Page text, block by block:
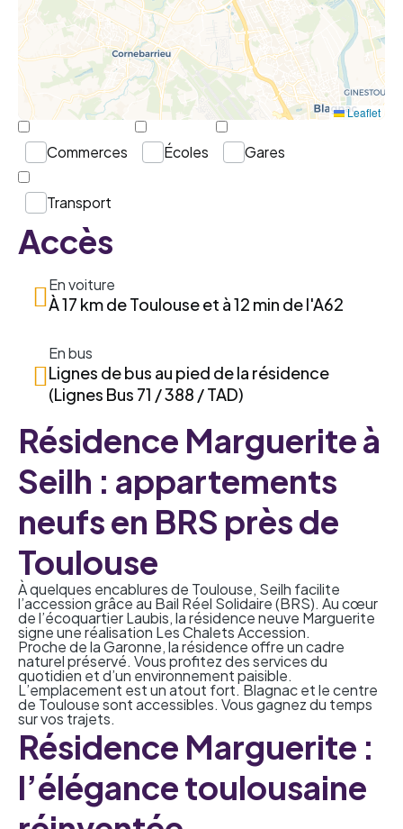
Leaflet
Commerces Écoles Gares
Transport
Accès
En voiture
À 17 km de Toulouse et à 12 min de l'A62
En bus
Lignes de bus au pied de la résidence
(Lignes Bus 71 / 388 / TAD)
Résidence Marguerite à
Seilh : appartements
neufs en BRS près de
Toulouse
À quelques encablures de Toulouse, Seilh facilite
l’accession grâce au Bail Réel Solidaire (BRS). Au cœur
de l’écoquartier Laubis, la résidence neuve Marguerite
signe une réalisation Les Chalets Accession.
Proche de la Garonne, la résidence offre un cadre
naturel préservé. Vous profitez des services du
quotidien et d’un environnement paisible.
L’emplacement est un atout fort. Blagnac et le centre
de Toulouse sont accessibles. Vous gagnez du temps
sur vos trajets.
Résidence Marguerite :
l’élégance toulousaine